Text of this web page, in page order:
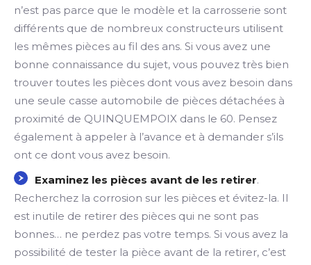
n’est pas parce que le modèle et la carrosserie sont
différents que de nombreux constructeurs utilisent
les mêmes pièces au fil des ans. Si vous avez une
bonne connaissance du sujet, vous pouvez très bien
trouver toutes les pièces dont vous avez besoin dans
une seule casse automobile de pièces détachées à
proximité de QUINQUEMPOIX dans le 60. Pensez
également à appeler à l’avance et à demander s’ils
ont ce dont vous avez besoin.
Examinez les pièces avant de les retirer.
Recherchez la corrosion sur les pièces et évitez-la. Il
est inutile de retirer des pièces qui ne sont pas
bonnes… ne perdez pas votre temps. Si vous avez la
possibilité de tester la pièce avant de la retirer, c’est